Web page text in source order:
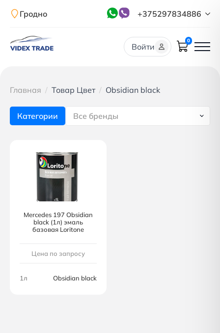
Гродно +375297834886
Войти
0
Главная Товар Цвет Obsidian black
Категории Все бренды
Mercedes 197 Obsidian
black (1л) эмаль
базовая Loritone
Цена по запросу
1л Obsidian black